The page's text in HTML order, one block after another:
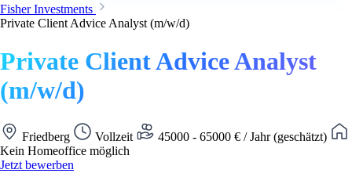
Fisher Investments
Private Client Advice Analyst (m/w/d)
Private Client Advice Analyst
(m/w/d)
Friedberg Vollzeit
45000 - 65000 € / Jahr (geschätzt)
Kein Homeoffice möglich
Jetzt bewerben